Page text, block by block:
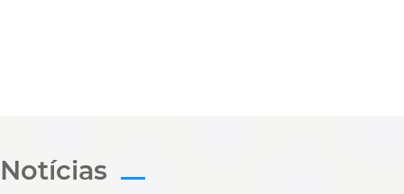
Notícias